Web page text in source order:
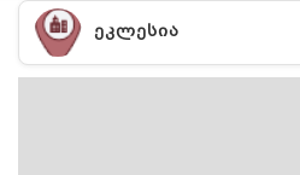
ᲔᲙᲚᲔᲡᲘᲐ